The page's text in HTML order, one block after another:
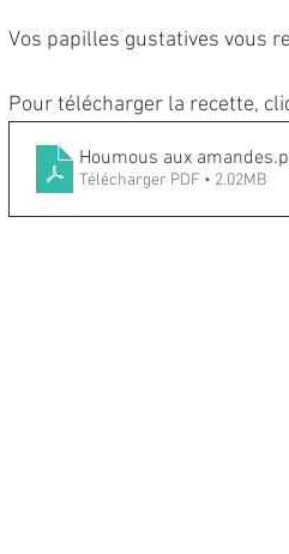
Vos papilles gustatives vous
Pour télécharger la recette,
Houmous aux amandes
Télécharger PDF • 2.02MB